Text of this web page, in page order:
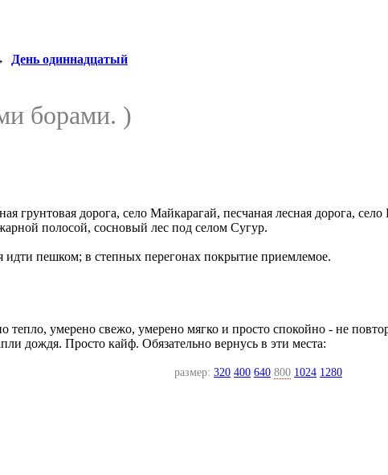
День одиннадцатый
борами. )
дорога, село Майкарагай, песчаная лесная дорога,
полосой, сосновый лес под селом Сугур.
идти пешком; в степных перегонах покрытие приемлемое.
умерено свежо, умерено мягко и просто спокойно - не
дождя. Просто кайф. Обязательно вернусь в эти места:
размер: 320 400 640 800 1024 1280